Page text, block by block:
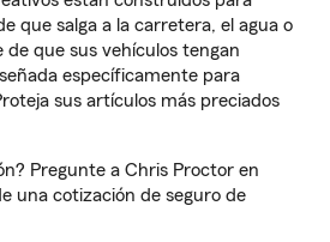
que salga a la carretera, el agua o
de que sus vehículos tengan
específicamente para
sus artículos más preciados
Pregunte a Chris Proctor en
una cotización de seguro de